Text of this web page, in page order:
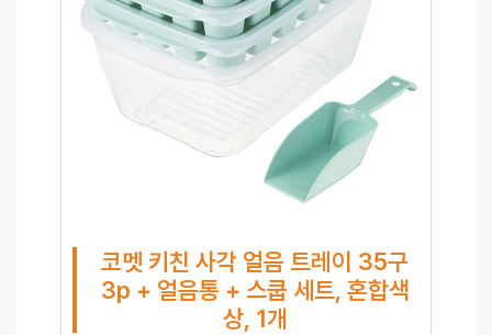
코멧 키친 사각 얼음 트레이 35구
3p + 얼음통 + 스쿱 세트, 혼합색
상, 1개